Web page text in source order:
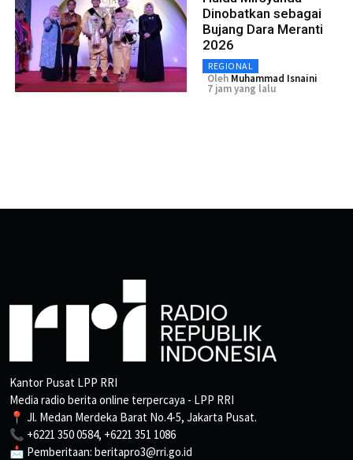
Dinobatkan sebagai
Bujang Dara Meranti
2026
REGIONAL
Oleh Muhammad Isnaini
7 jam yang lalu
Kantor Pusat LPP RRI
Media radio berita online terpercaya - LPP RRI
📍 Jl. Medan Merdeka Barat No.4-5, Jakarta Pusat.
📞 +6221 350 0584, +6221 351 1086
📩 Pemberitaan: beritapro3@rri.go.id